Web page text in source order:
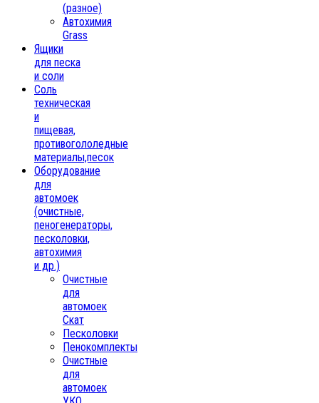
(разное)
Автохимия
Grass
Ящики
для песка
и соли
Соль
техническая
и
пищевая,
противогололедные
материалы,песок
Oборудование
для
автомоек
(очистные,
пеногенераторы,
песколовки,
автохимия
и др.)
Очистные
для
автомоек
Скат
Песколовки
Пенокомплекты
Очистные
для
автомоек